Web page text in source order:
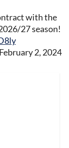
with the
27 season!
February 2, 2024